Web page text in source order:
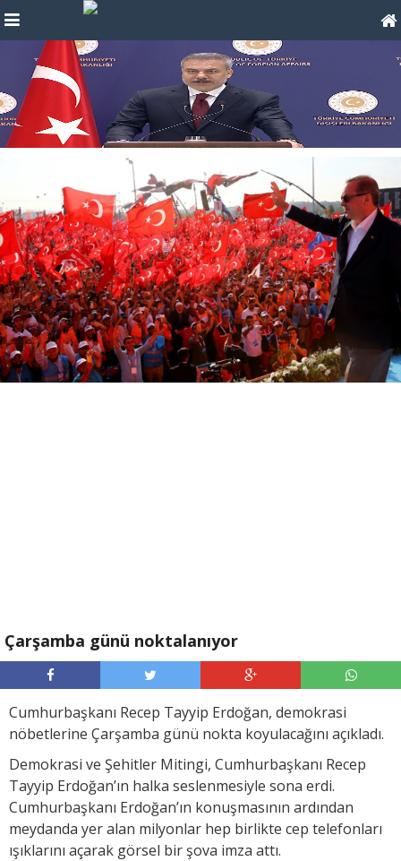
Çarşamba günü noktalanıyor
Cumhurbaşkanı Recep Tayyip Erdoğan, demokrasi
nöbetlerine Çarşamba günü nokta koyulacağını açıkladı.
Demokrasi ve Şehitler Mitingi, Cumhurbaşkanı Recep
Tayyip Erdoğan’ın halka seslenmesiyle sona erdi.
Cumhurbaşkanı Erdoğan’ın konuşmasının ardından
meydanda yer alan milyonlar hep birlikte cep telefonları
ışıklarını açarak görsel bir şova imza attı.